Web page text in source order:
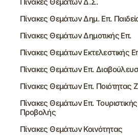
Πίνακες Θεμάτων Δ.Σ.
Πίνακες Θεμάτων Δημ. Επ.
Πίνακες Θεμάτων Δημοτικής Επ.
Πίνακες Θεμάτων Εκτελεστικής
Πίνακες Θεμάτων Επ.
Πίνακες Θεμάτων Επ. Ποιότητας
Πίνακες Θεμάτων Επ.
Προβολής
Πίνακες Θεμάτων Κοινότητας